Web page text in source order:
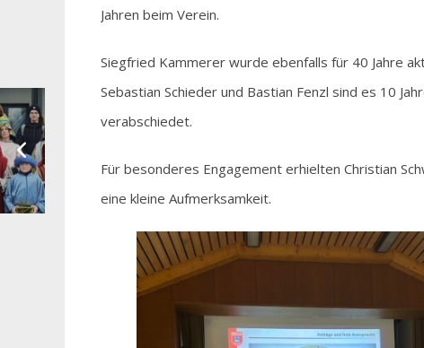
Jahren beim Verein.
Siegfried Kammerer wurde ebenfalls für 40 Jahre
Sebastian Schieder und Bastian Fenzl sind es 10
verabschiedet.
Für besonderes Engagement erhielten Christian
eine kleine Aufmerksamkeit.